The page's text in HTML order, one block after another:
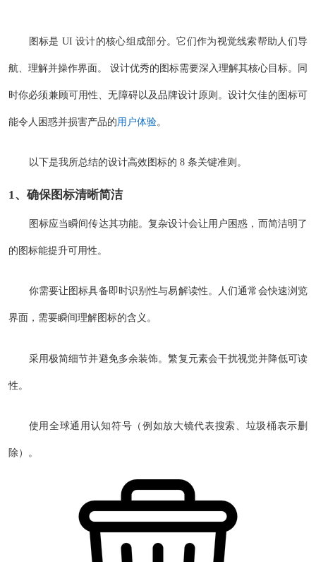
图标是 UI 设计的核心组成部分。它们作为视觉线索帮助人们导
航、理解并操作界面。 设计优秀的图标需要深入理解其核心目标。同
时你必须兼顾可用性、无障碍以及品牌设计原则。设计欠佳的图标可
能令人困惑并损害产品的用户体验。
以下是我所总结的设计高效图标的 8 条关键准则。
1、确保图标清晰简洁
图标应当瞬间传达其功能。复杂设计会让用户困惑，而简洁明了
的图标能提升可用性。
你需要让图标具备即时识别性与易解读性。人们通常会快速浏览
界面，需要瞬间理解图标的含义。
采用极简细节并避免多余装饰。繁复元素会干扰视觉并降低可读
性。
使用全球通用认知符号（例如放大镜代表搜索、垃圾桶表示删
除）。